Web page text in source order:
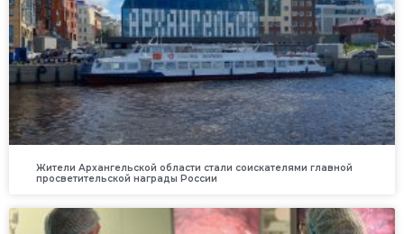
Жители Архангельской области стали соискателями главной
просветительской награды России